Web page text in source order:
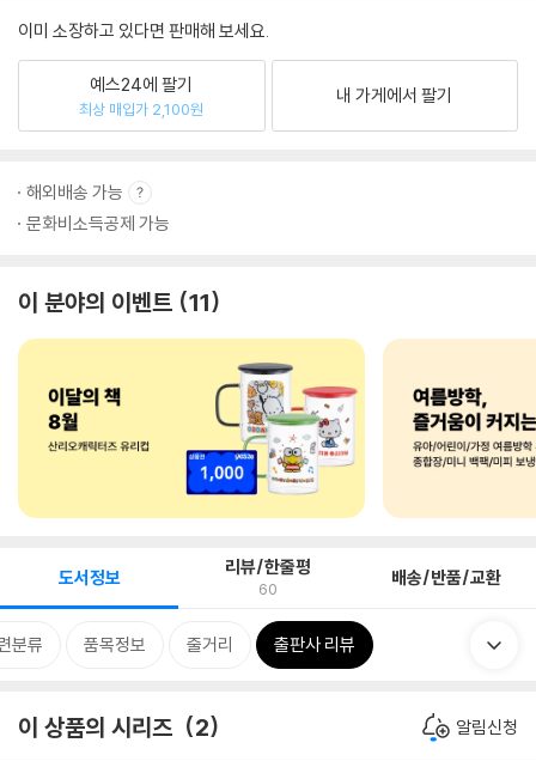
이미 소장하고 있다면 판매해 보세요.
예스24에 팔기
최상 매입가 2,100원
내 가게에서 팔기
해외배송 가능
문화비소득공제 가능
이 분야의 이벤트 11
도서정보 리뷰/한줄평
60 배송/반품/교환
분류 품목정보 줄거리 출판사 리뷰
이 상품의 시리즈 2 알림신청